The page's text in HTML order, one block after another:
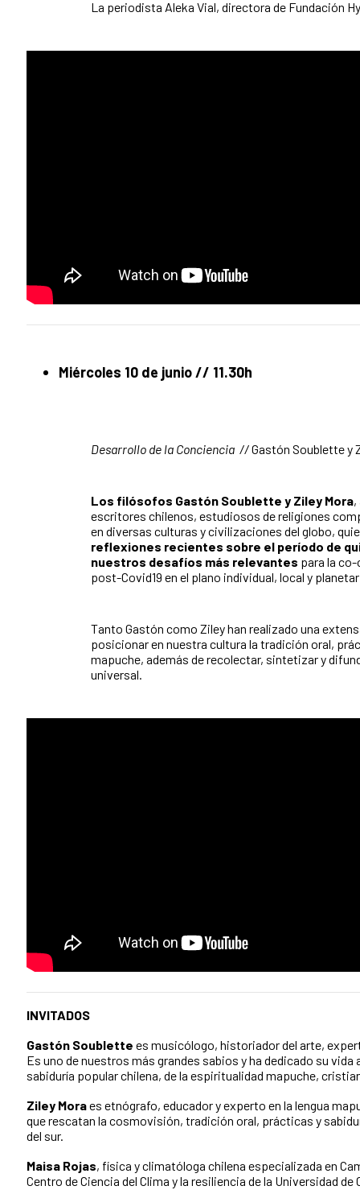
La periodista Aleka Vial, directora de Fundación
Miércoles 10 de junio // 11.30h
Desarrollo de la Conciencia //Gastón Soublette y
Los filósofos Gastón Soublette y Ziley Mora
escritores chilenos, estudiosos de religiones
en diversas culturas y civilizaciones del globo,
reflexiones recientes sobre el período de
nuestros desafíos más relevantes para la
post-Covid19 en el plano individual, local y
Tanto Gastón como Ziley han realizado una
posicionar en nuestra cultura la tradición oral,
mapuche, además de recolectar, sintetizar y
universal.
INVITADOS
Gastón Soublette es musicólogo, historiador del arte,
Es uno de nuestros más grandes sabios y ha dedicado su vida
sabiduría popular chilena, de la espiritualidad mapuche,
Ziley Moraes etnógrafo, educador y experto en la lengua
que rescatan la cosmovisión, tradición oral, prácticas y
del sur.
Maisa Rojas, física y climatóloga chilena especializada en
Centro de Ciencia del Clima y la resiliencia de la Universidad de